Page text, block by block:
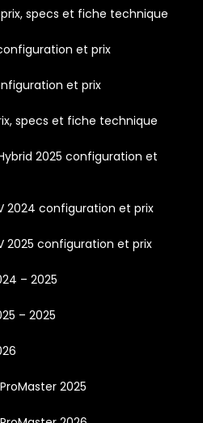
specs et fiche technique
et prix
et prix
specs et fiche technique
2025 configuration et
2024 configuration et prix
2025 configuration et prix
– 2025
– 2025
2025